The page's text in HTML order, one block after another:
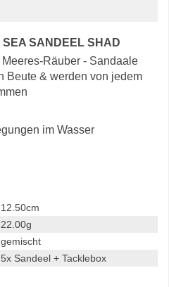
SANDEEL SHAD
Räuber - Sandaale
Beute & werden von jedem
im Wasser
12.50cm
22.00g
gemischt
5x Sandeel + Tacklebox